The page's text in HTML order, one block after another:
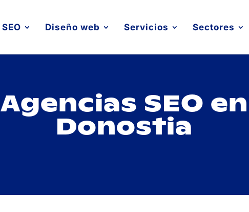
SEO Diseño web Servicios Sectores
Agencias SEO en
Donostia